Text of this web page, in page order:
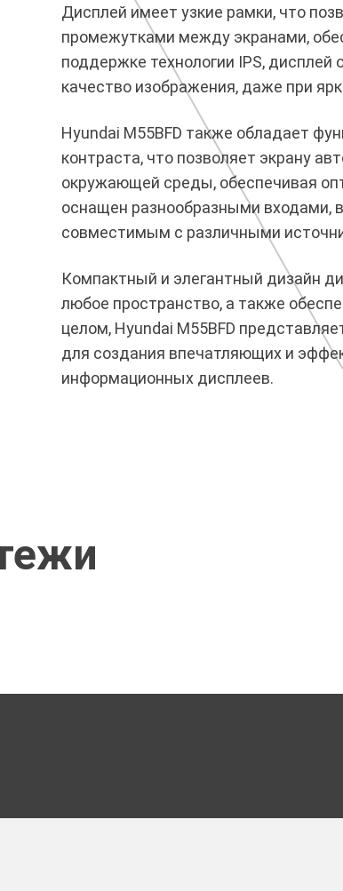
Дисплей имеет узкие рамки, что
промежутками между экранами,
поддержке технологии IPS, дисплей
качество изображения, даже при
Hyundai M55BFD также обладает
контраста, что позволяет экрану
окружающей среды, обеспечивая
оснащен разнообразными входами,
совместимым с различными
Компактный и элегантный дизайн
любое пространство, а также
целом, Hyundai M55BFD
для создания впечатляющих и
информационных дисплеев.